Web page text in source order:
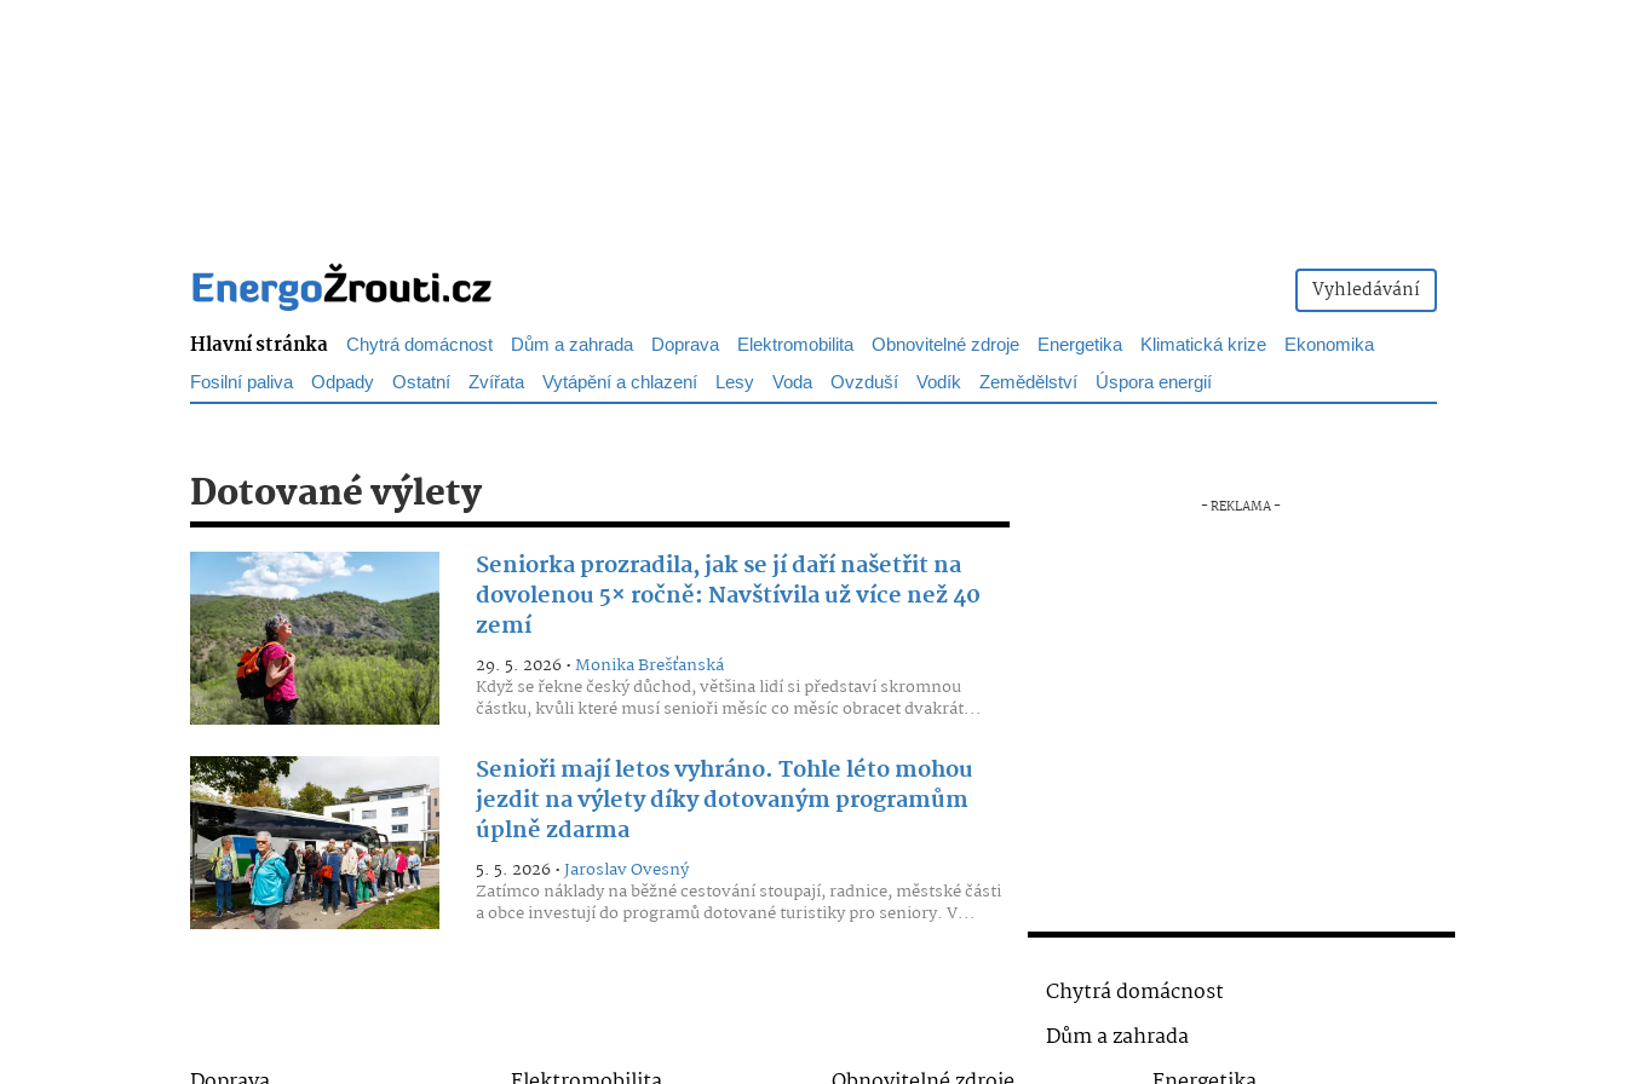
Vyhledávání
Hlavní stránka Chytrá domácnost Dům a zahrada Doprava Elektromobilita Obnovitelné zdroje Energetika Klimatická krize
Ekonomika
Fosilní paliva Odpady Ostatní Zvířata Vytápění a chlazení Lesy Voda Ovzduší Vodík Zemědělství Úspora energií
Dotované výlety
Seniorka prozradila, jak se jí daří našetřit na
dovolenou 5× ročně: Navštívila už více než 40
zemí
29. 5. 2026 •Monika Brešťanská
Když se řekne český důchod, většina lidí si představí skromnou
částku, kvůli které musí senioři měsíc co měsíc obracet dvakrát...
Senioři mají letos vyhráno. Tohle léto mohou
jezdit na výlety díky dotovaným programům
úplně zdarma
5. 5. 2026 •Jaroslav Ovesný
Zatímco náklady na běžné cestování stoupají, radnice, městské části
a obce investují do programů dotované turistiky pro seniory. V...
Chytrá domácnost
Dům a zahrada